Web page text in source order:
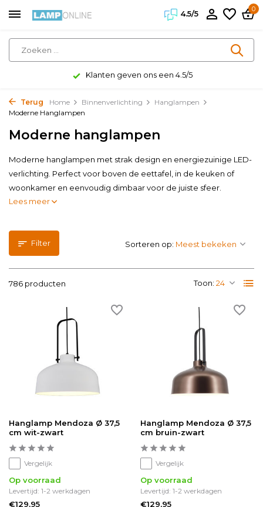
4.5/5
0
Klanten geven ons een 4.5/5
Terug Home Binnenverlichting
Hanglampen
Moderne Hanglampen
Moderne hanglampen
Moderne hanglampen met strak design en energiezuinige LED-
verlichting. Perfect voor boven de eettafel, in de keuken of
woonkamer en eenvoudig dimbaar voor de juiste sfeer.
Lees meer
Filter
786 producten Toon:
Sorteren op:
Hanglamp Mendoza Ø 37,5
cm wit-zwart
Vergelijk
Op voorraad
Levertijd: 1-2 werkdagen
€129,95
Hanglamp Mendoza Ø 37,5
cm bruin-zwart
Vergelijk
Op voorraad
Levertijd: 1-2 werkdagen
€129,95